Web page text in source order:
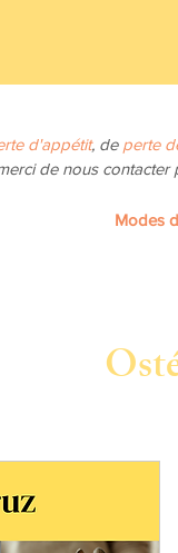
d'appétit, de perte
de nous
Modes